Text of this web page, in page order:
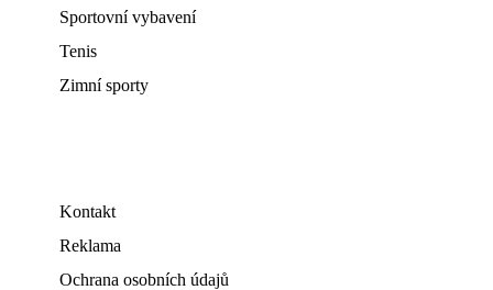
Sportovní vybavení
Tenis
Zimní sporty
Kontakt
Reklama
Ochrana osobních údajů